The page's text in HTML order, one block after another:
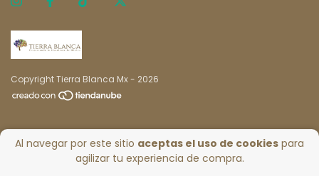
Al navegar por este sitio aceptas el uso de cookies para
agilizar tu experiencia de compra.
Copyright Tierra Blanca Mx - 2026